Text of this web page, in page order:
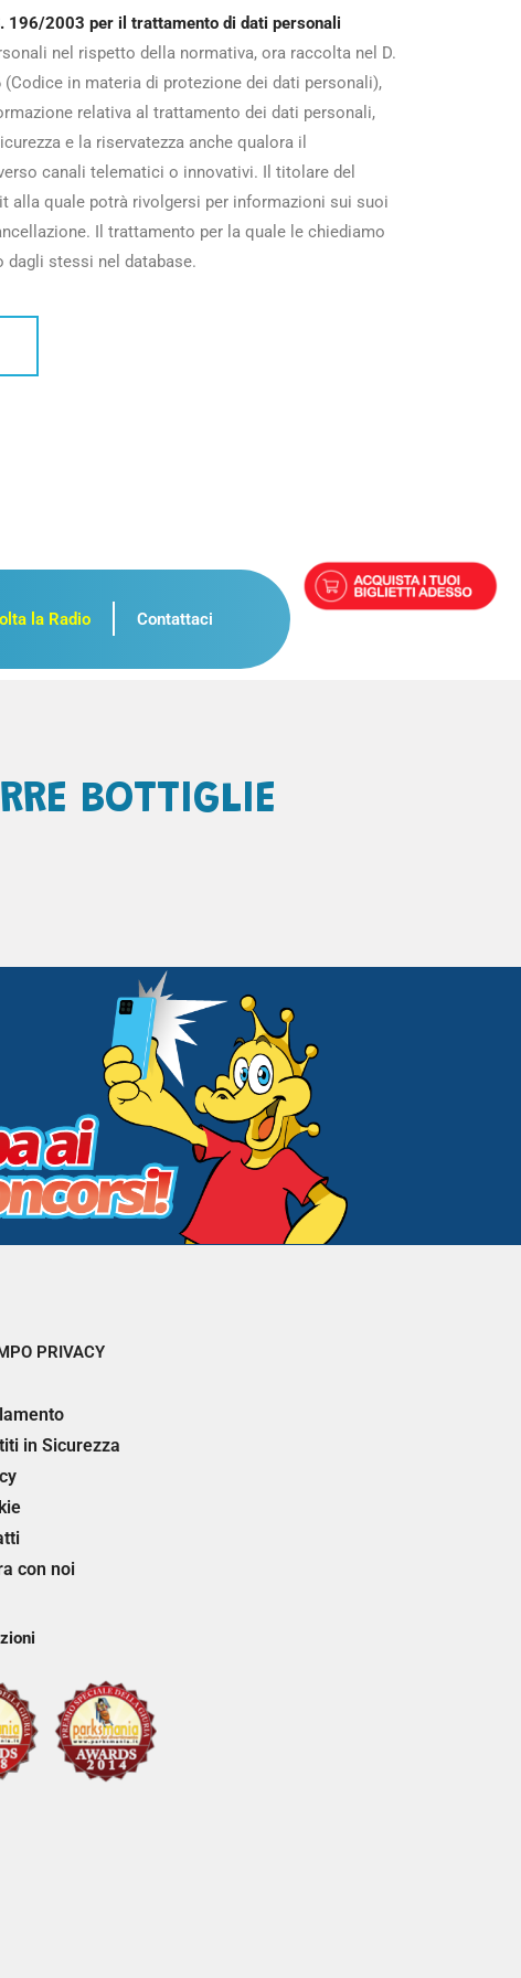
196/2003 per il trattamento di dati personali
nel rispetto della normativa, ora raccolta nel D.
(Codice in materia di protezione dei dati personali),
relativa al trattamento dei dati personali,
e la riservatezza anche qualora il
canali telematici o innovativi. Il titolare del
alla quale potrà rivolgersi per informazioni sui suoi
Il trattamento per la quale le chiediamo
dagli stessi nel database.
la Radio Contattaci
BOTTIGLIE
PRIVACY
in Sicurezza
con noi